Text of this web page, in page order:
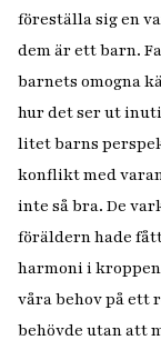
föreställa sig en
dem är ett barn.
barnets omogna
hur det ser ut
litet barns
konflikt med
inte så bra. De
föräldern hade
harmoni i
våra behov på ett
behövde utan att